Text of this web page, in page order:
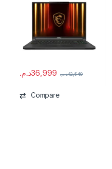
36,999د.م. 42,549د.م.
Compare